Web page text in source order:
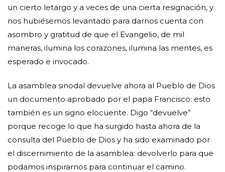
un cierto letargo y a veces de una cierta resignación, y
nos hubiésemos levantado para darnos cuenta con
asombro y gratitud de que el Evangelio, de mil
maneras, ilumina los corazones, ilumina las mentes, es
esperado e invocado.
La asamblea sinodal devuelve ahora al Pueblo de Dios
un documento aprobado por el papa Francisco: esto
también es un signo elocuente. Digo “devuelve”
porque recoge lo que ha surgido hasta ahora de la
consulta del Pueblo de Dios y ha sido examinado por
el discernimiento de la asamblea: devolverlo para que
podamos inspirarnos para continuar el camino.